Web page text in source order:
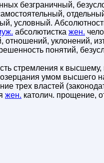
безграничный,
условный.
абсолютистка жен.
уклонений,
понятий,
стремления к высшему,
умом высшего
трех властей
жен. католич. прощение,